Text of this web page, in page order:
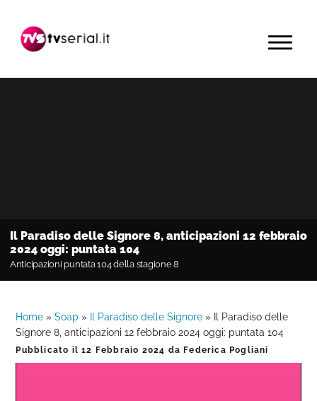
navigazione
contenuto
barra
primaria
MENU
Il Paradiso delle Signore 8, anticipazioni 12 febbraio
2024 oggi: puntata 104
Anticipazioni puntata 104 della stagione 8
Home »Soap » Il Paradiso delle Signore »
Il Paradiso delle
Signore 8, anticipazioni 12 febbraio 2024 oggi: puntata 104
Pubblicato il12 Febbraio 2024 da Federica Pogliani